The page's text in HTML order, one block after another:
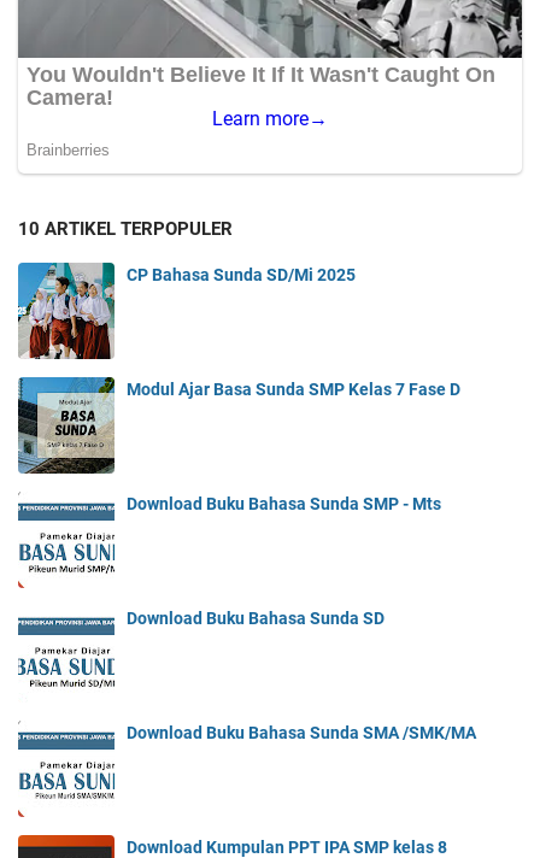
10 ARTIKEL TERPOPULER
CP Bahasa Sunda SD/Mi 2025
Modul Ajar Basa Sunda SMP Kelas 7 Fase D
Download Buku Bahasa Sunda SMP - Mts
Download Buku Bahasa Sunda SD
Download Buku Bahasa Sunda SMA /SMK/MA
Download Kumpulan PPT IPA SMP kelas 8